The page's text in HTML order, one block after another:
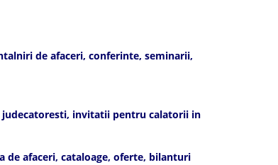
de afaceri, conferinte, seminarii,
judecatoresti, invitatii pentru calatorii in
de afaceri, cataloage, oferte, bilanturi